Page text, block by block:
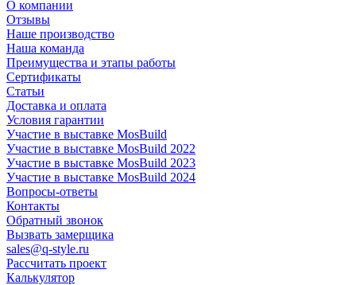
О компании
Отзывы
Наше производство
Наша команда
Преимущества и этапы работы
Сертификаты
Статьи
Доставка и оплата
Условия гарантии
Участие в выставке MosBuild
Участие в выставке MosBuild 2022
Участие в выставке MosBuild 2023
Участие в выставке MosBuild 2024
Вопросы-ответы
Контакты
Обратный звонок
Вызвать замерщика
sales@q-style.ru
Рассчитать проект
Калькулятор